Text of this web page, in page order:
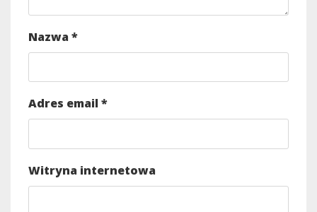
Nazwa *
Adres email *
Witryna internetowa